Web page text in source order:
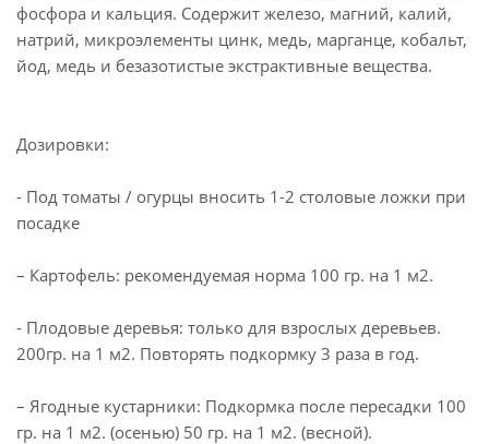
фосфора и кальция. Содержит железо, магний, калий,
натрий, микроэлементы цинк, медь, марганце, кобальт,
йод, медь и безазотистые экстрактивные вещества.
Дозировки:
- Под томаты / огурцы вносить 1-2 столовые ложки при
посадке
– Картофель: рекомендуемая норма 100 гр. на 1 м2.
- Плодовые деревья: только для взрослых деревьев.
200гр. на 1 м2. Повторять подкормку 3 раза в год.
– Ягодные кустарники: Подкормка после пересадки 100
гр. на 1 м2. (осенью) 50 гр. на 1 м2. (весной).